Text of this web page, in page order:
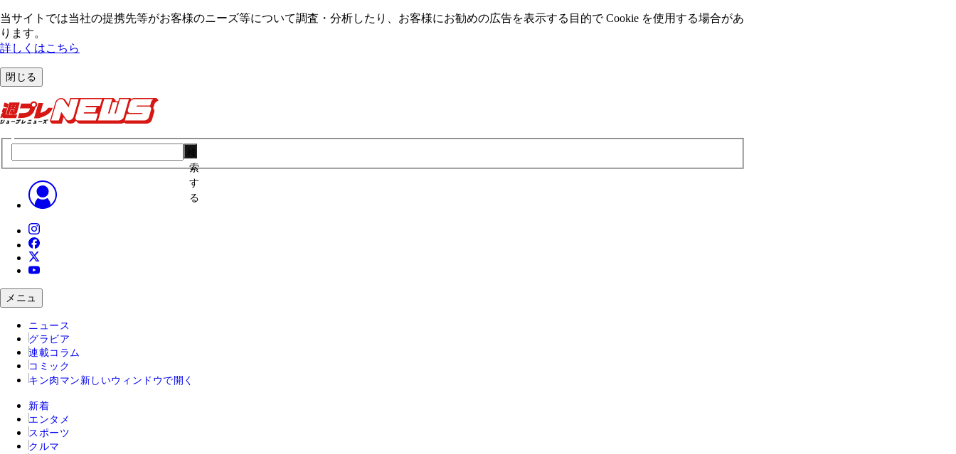
当サイトでは当社の提携先等がお客様のニーズ等について調査・分析したり、お客様にお勧めの広告を表⽰する⽬的で Cookie を使⽤する場合があ
ります。
詳しくはこちら
閉じる
索
す
る
メニュ
ニュース
グラビア
連載コラム
コミック
キン肉マン 新しいウィンドウで開く
新着
エンタメ
スポーツ
クルマ